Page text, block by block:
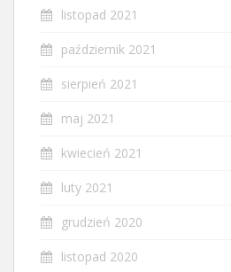
listopad 2021
październik 2021
sierpień 2021
maj 2021
kwiecień 2021
luty 2021
grudzień 2020
listopad 2020